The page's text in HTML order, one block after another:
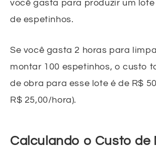
você gasta para produzir um
de espetinhos.
Se você gasta 2 horas para
montar 100 espetinhos, o custo
de obra para esse lote é de R$
R$ 25,00/hora).
Calculando o Custo de